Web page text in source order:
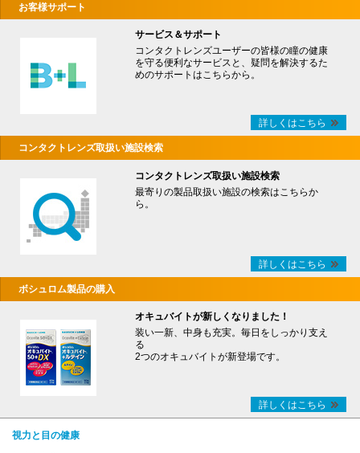
お客様サポート
サービス＆サポート
コンタクトレンズユーザーの皆様の瞳の健康
を守る便利なサービスと、疑問を解決するた
めのサポートはこちらから。
詳しくはこちら
コンタクトレンズ取扱い施設検索
コンタクトレンズ取扱い施設検索
最寄りの製品取扱い施設の検索はこちらか
ら。
詳しくはこちら
ボシュロム製品の購入
オキュバイトが新しくなりました！
装い一新、中身も充実。毎日をしっかり支え
る
2つのオキュバイトが新登場です。
詳しくはこちら
視力と目の健康